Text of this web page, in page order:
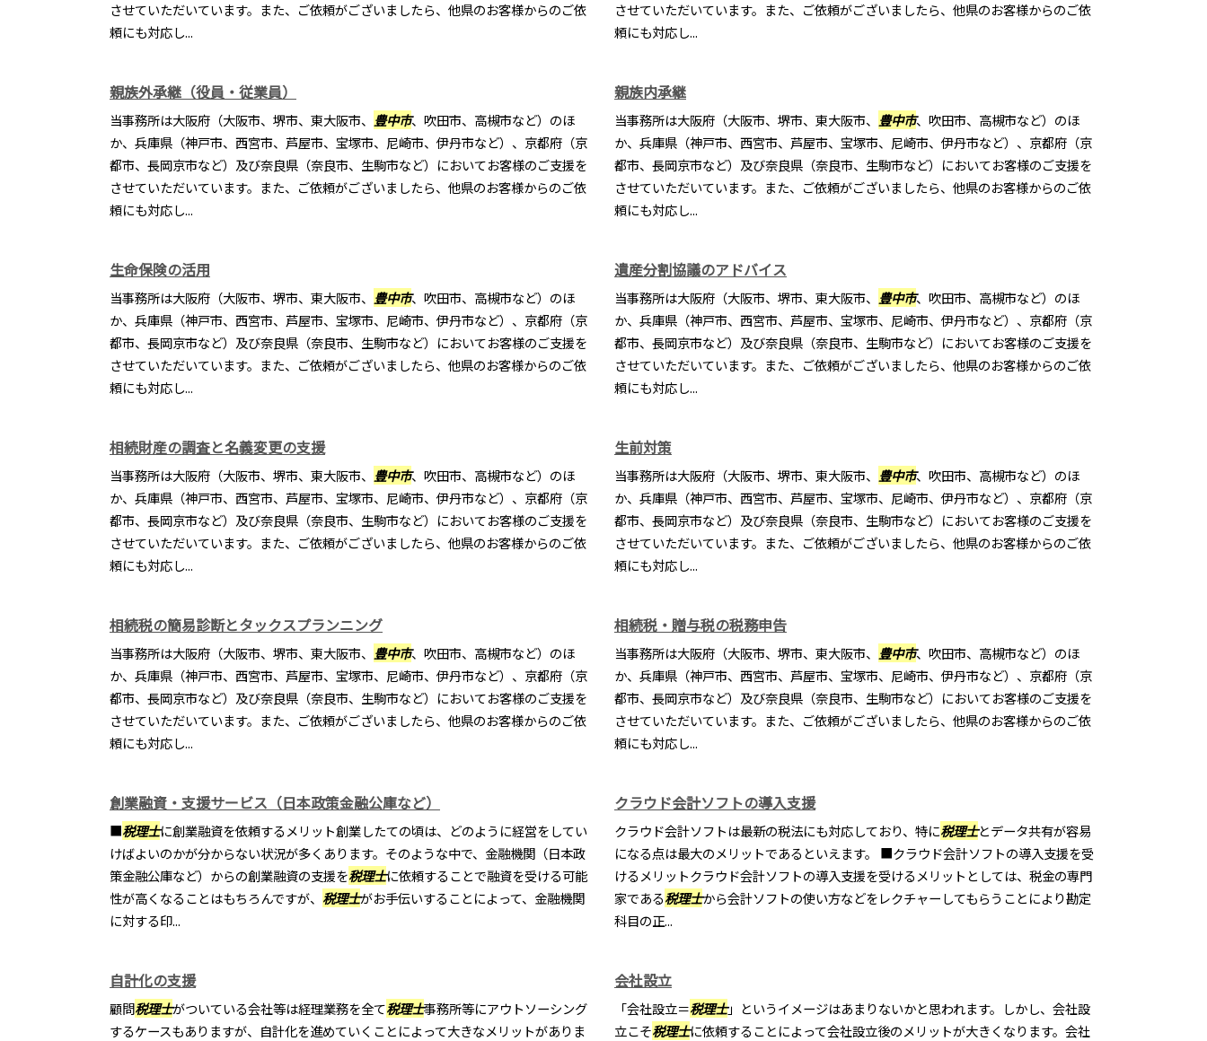
させていただいています。また、ご依頼がございましたら、他県のお客様からのご依
頼にも対応し...
させていただいています。また、ご依頼がございましたら、他県のお客様からのご依
頼にも対応し...
親族外承継（役員・従業員）
当事務所は大阪府（大阪市、堺市、東大阪市、 豊中市、吹田市、高槻市など）のほ
か、兵庫県（神戸市、西宮市、芦屋市、宝塚市、尼崎市、伊丹市など）、京都府（京
都市、長岡京市など）及び奈良県（奈良市、生駒市など）においてお客様のご支援を
させていただいています。また、ご依頼がございましたら、他県のお客様からのご依
頼にも対応し...
親族内承継
当事務所は大阪府（大阪市、堺市、東大阪市、 豊中市、吹田市、高槻市など）のほ
か、兵庫県（神戸市、西宮市、芦屋市、宝塚市、尼崎市、伊丹市など）、京都府（京
都市、長岡京市など）及び奈良県（奈良市、生駒市など）においてお客様のご支援を
させていただいています。また、ご依頼がございましたら、他県のお客様からのご依
頼にも対応し...
生命保険の活用
当事務所は大阪府（大阪市、堺市、東大阪市、 豊中市、吹田市、高槻市など）のほ
か、兵庫県（神戸市、西宮市、芦屋市、宝塚市、尼崎市、伊丹市など）、京都府（京
都市、長岡京市など）及び奈良県（奈良市、生駒市など）においてお客様のご支援を
させていただいています。また、ご依頼がございましたら、他県のお客様からのご依
頼にも対応し...
遺産分割協議のアドバイス
当事務所は大阪府（大阪市、堺市、東大阪市、 豊中市、吹田市、高槻市など）のほ
か、兵庫県（神戸市、西宮市、芦屋市、宝塚市、尼崎市、伊丹市など）、京都府（京
都市、長岡京市など）及び奈良県（奈良市、生駒市など）においてお客様のご支援を
させていただいています。また、ご依頼がございましたら、他県のお客様からのご依
頼にも対応し...
相続財産の調査と名義変更の支援
当事務所は大阪府（大阪市、堺市、東大阪市、 豊中市、吹田市、高槻市など）のほ
か、兵庫県（神戸市、西宮市、芦屋市、宝塚市、尼崎市、伊丹市など）、京都府（京
都市、長岡京市など）及び奈良県（奈良市、生駒市など）においてお客様のご支援を
させていただいています。また、ご依頼がございましたら、他県のお客様からのご依
頼にも対応し...
生前対策
当事務所は大阪府（大阪市、堺市、東大阪市、 豊中市、吹田市、高槻市など）のほ
か、兵庫県（神戸市、西宮市、芦屋市、宝塚市、尼崎市、伊丹市など）、京都府（京
都市、長岡京市など）及び奈良県（奈良市、生駒市など）においてお客様のご支援を
させていただいています。また、ご依頼がございましたら、他県のお客様からのご依
頼にも対応し...
相続税の簡易診断とタックスプランニング
当事務所は大阪府（大阪市、堺市、東大阪市、 豊中市、吹田市、高槻市など）のほ
か、兵庫県（神戸市、西宮市、芦屋市、宝塚市、尼崎市、伊丹市など）、京都府（京
都市、長岡京市など）及び奈良県（奈良市、生駒市など）においてお客様のご支援を
させていただいています。また、ご依頼がございましたら、他県のお客様からのご依
頼にも対応し...
相続税・贈与税の税務申告
当事務所は大阪府（大阪市、堺市、東大阪市、 豊中市、吹田市、高槻市など）のほ
か、兵庫県（神戸市、西宮市、芦屋市、宝塚市、尼崎市、伊丹市など）、京都府（京
都市、長岡京市など）及び奈良県（奈良市、生駒市など）においてお客様のご支援を
させていただいています。また、ご依頼がございましたら、他県のお客様からのご依
頼にも対応し...
創業融資・支援サービス（日本政策金融公庫など）
■税理士に創業融資を依頼するメリット創業したての頃は、どのように経営をしてい
けばよいのかが分からない状況が多くあります。そのような中で、金融機関（日本政
策金融公庫など）からの創業融資の支援を税理士に依頼することで融資を受ける可能
性が高くなることはもちろんですが、 税理士がお手伝いすることによって、金融機関
に対する印...
クラウド会計ソフトの導入支援
クラウド会計ソフトは最新の税法にも対応しており、特に税理士とデータ共有が容易
になる点は最大のメリットであるといえます。 ■クラウド会計ソフトの導入支援を受
けるメリットクラウド会計ソフトの導入支援を受けるメリットとしては、税金の専門
家である税理士から会計ソフトの使い方などをレクチャーしてもらうことにより勘定
科目の正...
自計化の支援
顧問税理士がついている会社等は経理業務を全て税理士事務所等にアウトソーシング
するケースもありますが、自計化を進めていくことによって大きなメリットがありま
会社設立
「会社設立＝税理士」というイメージはあまりないかと思われます。しかし、会社設
立こそ税理士に依頼することによって会社設立後のメリットが大きくなります。会社